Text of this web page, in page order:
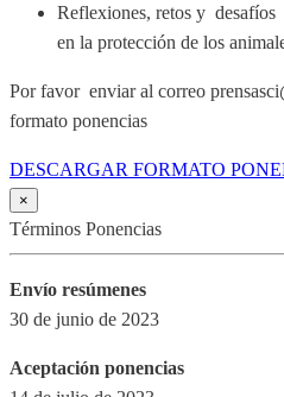
Reflexiones, retos y desafíos
en la protección de los
Por favor enviar al correo
formato ponencias
DESCARGAR FORMATO
×
Términos Ponencias
Envío resúmenes
30 de junio de 2023
Aceptación ponencias